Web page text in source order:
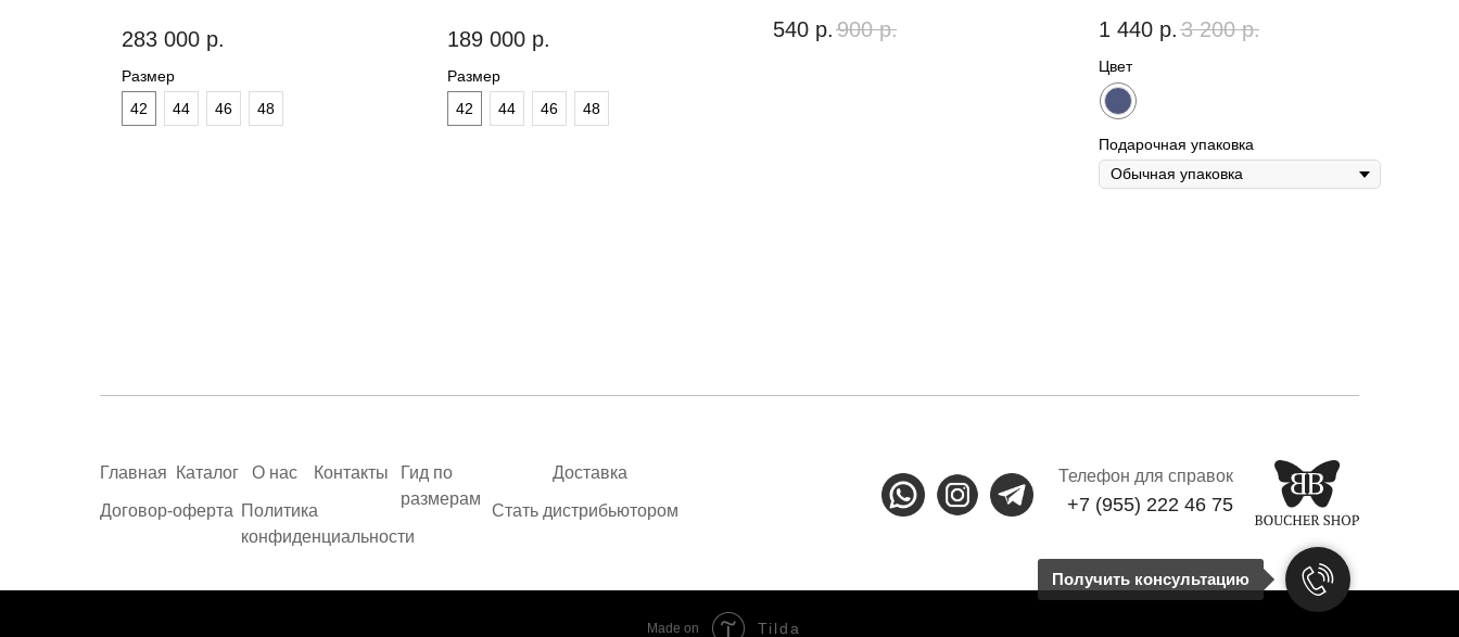
283 000 р.
Размер
42
44 46 48
189 000 р.
Размер
42
44 46 48
540 р. 900 р. 1 440 р. 3 200 р.
Цвет
Подарочная упаковка
Получить консультацию
Каталог
Гид по
размерам
О нас Контакты
Договор-оферта
Телефон для справок
Политика
конфиденциальности
+7 (955) 222 46 75
Главная Доставка
Стать дистрибьютором
Made on Tilda